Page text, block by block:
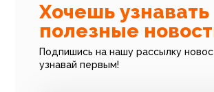
Хочешь узнавать
полезные
Подпишись на нашу рассылку
узнавай первым!